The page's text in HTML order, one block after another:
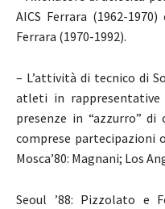
AICS Ferrara (1962-
Ferrara (1970-1992).
– L’attività di tecnico di
atleti in rappresentative
presenze in “azzurro”
comprese partecipazioni
Mosca’80: Magnani; Los
Seoul ’88: Pizzolato e